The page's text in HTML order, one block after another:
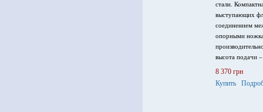
стали.
выступающих
соединением
опорными
высота подачи
напряжение
8 370 грн
Купить